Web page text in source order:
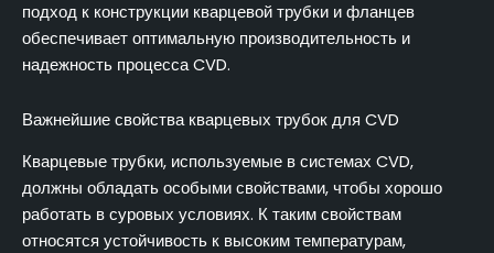
подход к конструкции кварцевой трубки и фланцев
обеспечивает оптимальную производительность и
надежность процесса CVD.
Важнейшие свойства кварцевых трубок для CVD
Кварцевые трубки, используемые в системах CVD,
должны обладать особыми свойствами, чтобы хорошо
работать в суровых условиях. К таким свойствам
относятся устойчивость к высоким температурам,